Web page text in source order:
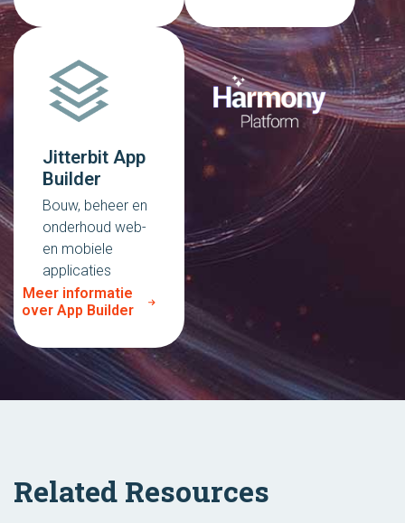
Jitterbit App
Builder
Bouw, beheer en
onderhoud web-
en mobiele
applicaties
Meer informatie
over App Builder
Related Resources